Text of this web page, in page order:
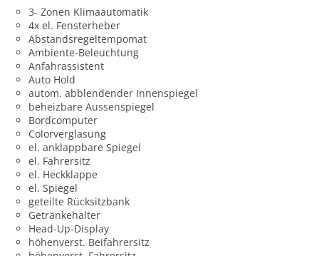
3- Zonen Klimaautomatik
4x el. Fensterheber
Abstandsregeltempomat
Ambiente-Beleuchtung
Anfahrassistent
Auto Hold
autom. abblendender Innenspiegel
beheizbare Aussenspiegel
Bordcomputer
Colorverglasung
el. anklappbare Spiegel
el. Fahrersitz
el. Heckklappe
el. Spiegel
geteilte Rücksitzbank
Getränkehalter
Head-Up-Display
höhenverst. Beifahrersitz